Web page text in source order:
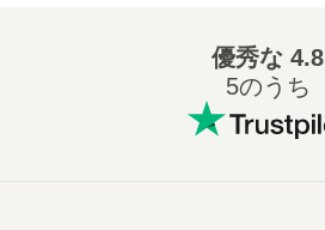
優秀な 4.8
5のうち